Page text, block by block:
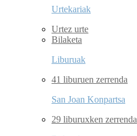
Urtekariak
Urtez urte
Bilaketa
Liburuak
41 liburuen zerrenda
San Joan Konpartsa
29 liburuxken zerrenda